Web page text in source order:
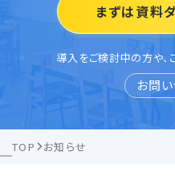
まずは資料
導入をご検討中の方や、
お問
TOP お知らせ